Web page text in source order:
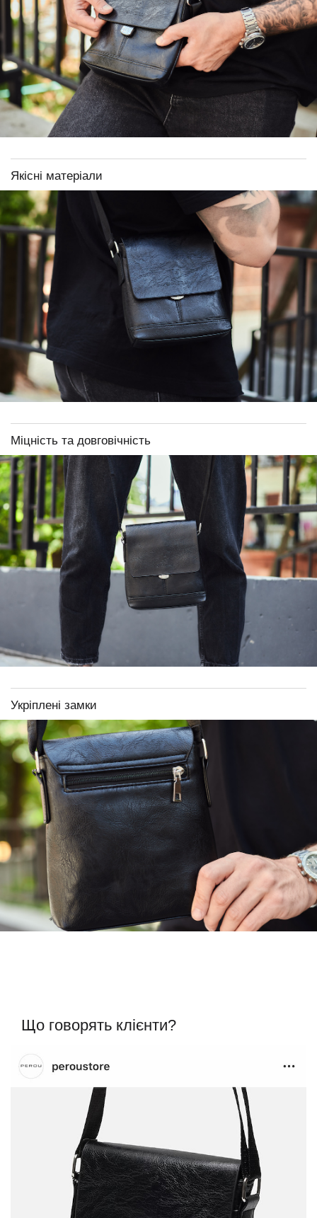
Якісні матеріали
Міцність та довговічність
Укріплені замки
Що говорять клієнти?